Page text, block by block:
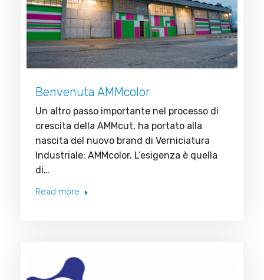
Benvenuta AMMcolor
Un altro passo importante nel processo di
crescita della AMMcut, ha portato alla
nascita del nuovo brand di Verniciatura
Industriale: AMMcolor. L’esigenza è quella
di…
Read more